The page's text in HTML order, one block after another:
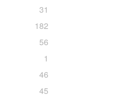
31
182
56
1
46
45